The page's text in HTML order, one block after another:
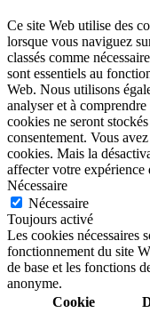
Ce site Web utilise des
lorsque vous naviguez
classés comme
sont essentiels au
Web. Nous utilisons
analyser et à
cookies ne seront
consentement. Vous
cookies. Mais la
affecter votre expérience
Nécessaire
Nécessaire
Toujours activé
Les cookies nécessaires
fonctionnement du site
de base et les fonctions
anonyme.
Cookie